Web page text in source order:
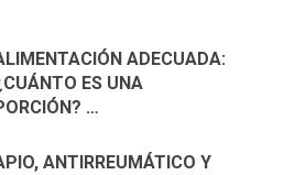
ADECUADA:
ES UNA
…
ANTIRREUMÁTICO Y